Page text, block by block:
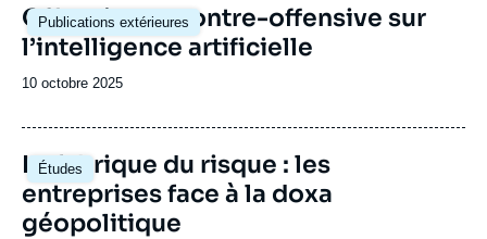
Publications extérieures
Image
principale
Offensive et contre-offensive sur
l’intelligence artificielle
Date
publication
10 octobre 2025
Études
Image
principale
La fabrique du risque : les
entreprises face à la doxa
géopolitique